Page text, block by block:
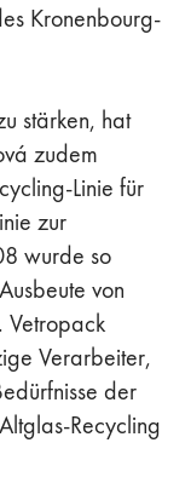
Kronenbourg-
stärken, hat
zudem
Linie für
zur
wurde so
von
Vetropack
Verarbeiter,
der
Recycling